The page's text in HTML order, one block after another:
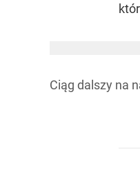
Ciąg dalszy na